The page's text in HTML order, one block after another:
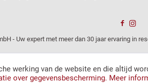
- Uw expert met meer dan 30 jaar ervaring in
werking van de website en die altijd
over gegevensbescherming. Meer